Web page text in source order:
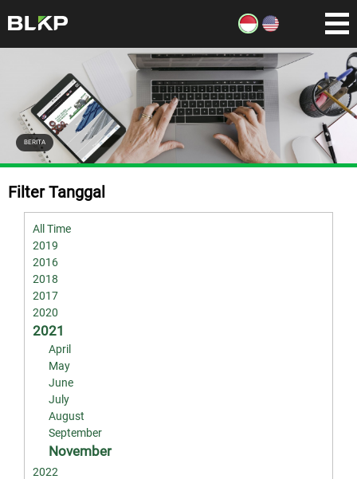
BERITA
Filter Tanggal
All Time
2019
2016
2018
2017
2020
2021
April
May
June
July
August
September
November
2022